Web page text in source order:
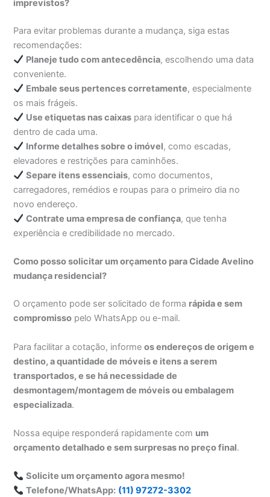
imprevistos?
Para evitar problemas durante a mudança, siga estas
recomendações:
Planeje tudo com antecedência, escolhendo uma data
conveniente.
Embale seus pertences corretamente, especialmente
os mais frágeis.
Use etiquetas nas caixas para identificar o que há
dentro de cada uma.
Informe detalhes sobre o imóvel, como escadas,
elevadores e restrições para caminhões.
Separe itens essenciais, como documentos,
carregadores, remédios e roupas para o primeiro dia no
novo endereço.
Contrate uma empresa de confiança, que tenha
experiência e credibilidade no mercado.
Como posso solicitar um orçamento para Cidade Avelino
mudança residencial?
O orçamento pode ser solicitado de forma rápida e sem
compromisso pelo WhatsApp ou e-mail.
Para facilitar a cotação, informeos endereços de origem e
destino, a quantidade de móveis e itens a serem
transportados, e se há necessidade de
desmontagem/montagem de móveis ou embalagem
especializada.
Nossa equipe responderá rapidamente com um
orçamento detalhado e sem surpresas no preço final.
Solicite um orçamento agora mesmo!
Telefone/WhatsApp: (11) 97272-3302